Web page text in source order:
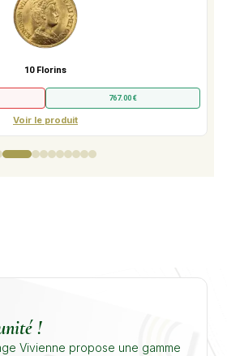
10 Florins
767.00 €
Voir le produit
!
Vivienne propose une gamme